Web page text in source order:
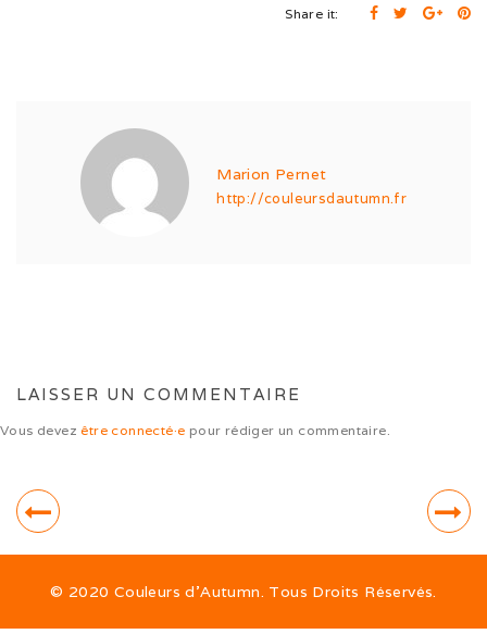
Expo de Châlon (05/24)
Expo d’Offenburg (03/24)
Joyeux Noël (12/22)
Païko et les filles (03/21)
Share it:
Marion Pernet
http://couleursdautumn.fr
LAISSER UN COMMENTAIRE
Vous devez être connecté·e pour rédiger un commentaire.
© 2020 Couleurs d’Autumn. Tous Droits Réservés.